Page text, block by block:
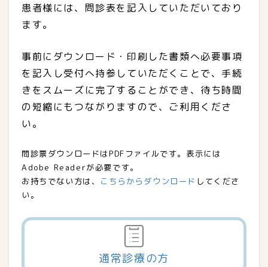
患者様には、問診表を記入していただいており
ます。
事前にダウンロード・印刷した書類へ必要事項
を記入し受付へ持参していただくことで、手続
きをスムーズに完了することができ、待ち時間
の短縮にもつながりますので、ご利用くださ
い。
問診票ダウンロードはPDFファイルです。表示には
Adobe Readerが必要です。
お持ちでない方は、 こちらからダウンロード してくださ
い。
通常診療の方